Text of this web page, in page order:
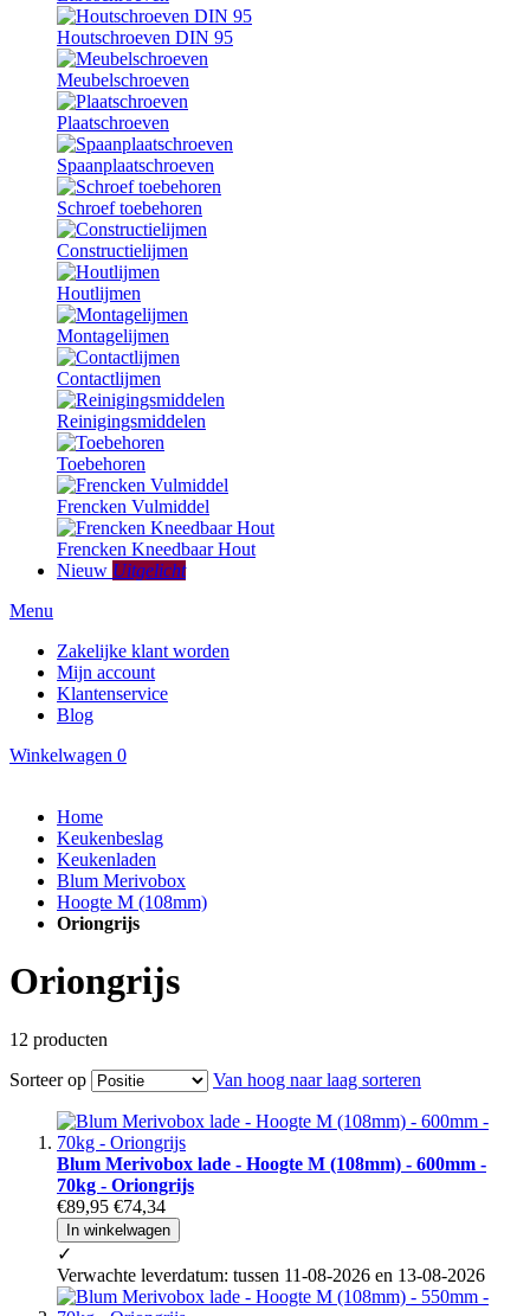
Houtschroeven DIN 95
Meubelschroeven
Plaatschroeven
Spaanplaatschroeven
Schroef toebehoren
Constructielijmen
Houtlijmen
Montagelijmen
Contactlijmen
Reinigingsmiddelen
Toebehoren
Frencken Vulmiddel
Frencken Kneedbaar Hout
Nieuw Uitgelicht
Menu
Zakelijke klant worden
Mijn account
Klantenservice
Blog
Winkelwagen 0
Home
Keukenbeslag
Keukenladen
Blum Merivobox
Hoogte M (108mm)
Oriongrijs
Oriongrijs
12 producten
Sorteer op
Van hoog naar laag sorteren
Blum Merivobox lade - Hoogte M (108mm) - 600mm -
70kg - Oriongrijs
€89,95 €74,34
In winkelwagen
✓
Verwachte leverdatum: tussen 11-08-2026 en 13-08-2026